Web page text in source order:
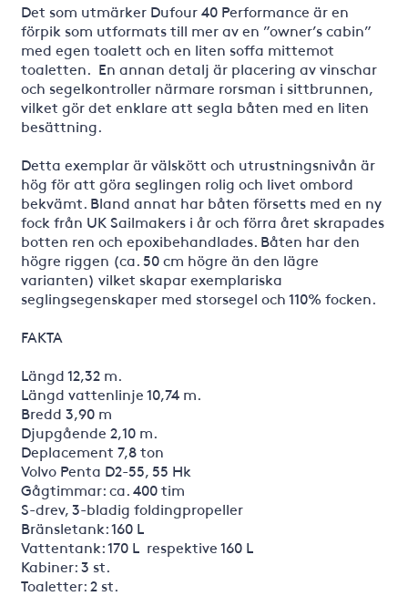
Det som utmärker Dufour 40 Performance är en
förpik som utformats till mer av en ”owner’s cabin”
med egen toalett och en liten soffa mittemot
toaletten. En annan detalj är placering av vinschar
och segelkontroller närmare rorsman i sittbrunnen,
vilket gör det enklare att segla båten med en liten
besättning.
Detta exemplar är välskött och utrustningsnivån är
hög för att göra seglingen rolig och livet ombord
bekvämt. Bland annat har båten försetts med en ny
fock från UK Sailmakers i år och förra året skrapades
botten ren och epoxibehandlades. Båten har den
högre riggen (ca. 50 cm högre än den lägre
varianten) vilket skapar exemplariska
seglingsegenskaper med storsegel och 110% focken.
FAKTA
Längd 12,32 m.
Längd vattenlinje 10,74 m.
Bredd 3,90 m
Djupgående 2,10 m.
Deplacement 7,8 ton
Volvo Penta D2-55, 55 Hk
Gågtimmar: ca. 400 tim
S-drev, 3-bladig foldingpropeller
Bränsletank: 160 L
Vattentank: 170 L respektive 160 L
Kabiner: 3 st.
Toaletter: 2 st.